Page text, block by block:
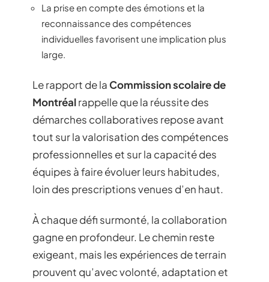
La prise en compte des émotions et la
reconnaissance des compétences
individuelles favorisent une implication plus
large.
Le rapport de laCommission scolaire de
Montréalrappelle que la réussite des
démarches collaboratives repose avant
tout sur la valorisation des compétences
professionnelles et sur la capacité des
équipes à faire évoluer leurs habitudes,
loin des prescriptions venues d’en haut.
À chaque défi surmonté, la collaboration
gagne en profondeur. Le chemin reste
exigeant, mais les expériences de terrain
prouvent qu’avec volonté, adaptation et